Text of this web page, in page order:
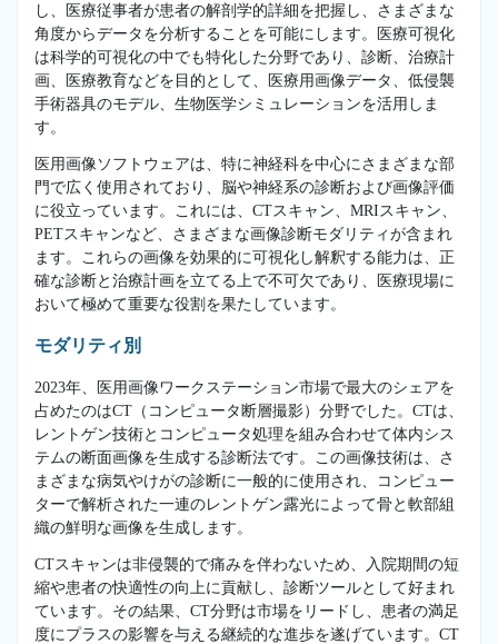
し、医療従事者が患者の解剖学的詳細を把握し、さまざまな
角度からデータを分析することを可能にします。医療可視化
は科学的可視化の中でも特化した分野であり、診断、治療計
画、医療教育などを目的として、医療用画像データ、低侵襲
手術器具のモデル、生物医学シミュレーションを活用しま
す。
医用画像ソフトウェアは、特に神経科を中心にさまざまな部
門で広く使用されており、脳や神経系の診断および画像評価
に役立っています。これには、CTスキャン、MRIスキャン、
PETスキャンなど、さまざまな画像診断モダリティが含まれ
ます。これらの画像を効果的に可視化し解釈する能力は、正
確な診断と治療計画を立てる上で不可欠であり、医療現場に
おいて極めて重要な役割を果たしています。
モダリティ別
2023年、医用画像ワークステーション市場で最大のシェアを
占めたのはCT（コンピュータ断層撮影）分野でした。CTは、
レントゲン技術とコンピュータ処理を組み合わせて体内シス
テムの断面画像を生成する診断法です。この画像技術は、さ
まざまな病気やけがの診断に一般的に使用され、コンピュー
ターで解析された一連のレントゲン露光によって骨と軟部組
織の鮮明な画像を生成します。
CTスキャンは非侵襲的で痛みを伴わないため、入院期間の短
縮や患者の快適性の向上に貢献し、診断ツールとして好まれ
ています。その結果、CT分野は市場をリードし、患者の満足
度にプラスの影響を与える継続的な進歩を遂げています。CT